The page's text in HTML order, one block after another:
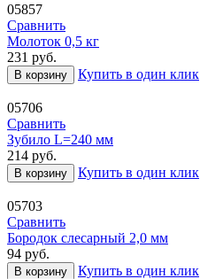
05857
Сравнить
Молоток 0,5 кг
231 руб.
В корзину Купить в один клик
05706
Сравнить
Зубило L=240 мм
214 руб.
В корзину Купить в один клик
05703
Сравнить
Бородок слесарный 2,0 мм
94 руб.
В корзину Купить в один клик